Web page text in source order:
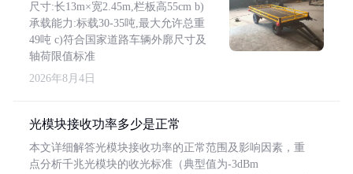
尺寸:长13m×宽2.45m,栏板高55cm b)
承载能力:标载30-35吨,最大允许总重
49吨 c)符合国家道路车辆外廓尺寸及
轴荷限值标准
2026年8月4日
光模块接收功率多少是正常
本文详细解答光模块接收功率的正常范围及影响因素，重
点分析千兆光模块的收光标准（典型值为-3dBm